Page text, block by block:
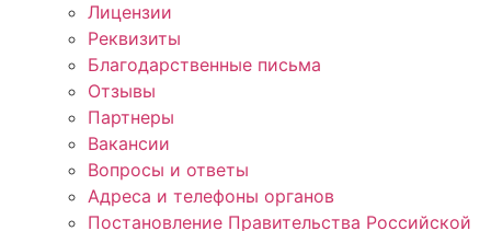
Лицензии
Реквизиты
Благодарственные письма
Отзывы
Партнеры
Вакансии
Вопросы и ответы
Адреса и телефоны органов
Постановление Правительства Российской